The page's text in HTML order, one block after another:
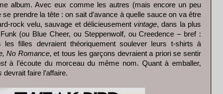
album. Avec eux comme les autres (mais encore un peu
se prendre la tête : on sait d’avance à quelle sauce on va être
rock velu, sauvage et délicieusement vintage, dans la plus
(ou Blue Cheer, ou Steppenwolf, ou Creedence – bref :
les filles devraient théoriquement soulever leurs t-shirts à
No Romance, et tous les garçons devraient a priori se sentir
à l’écoute du morceau du même nom. Quant à emballer,
devrait faire l’affaire.